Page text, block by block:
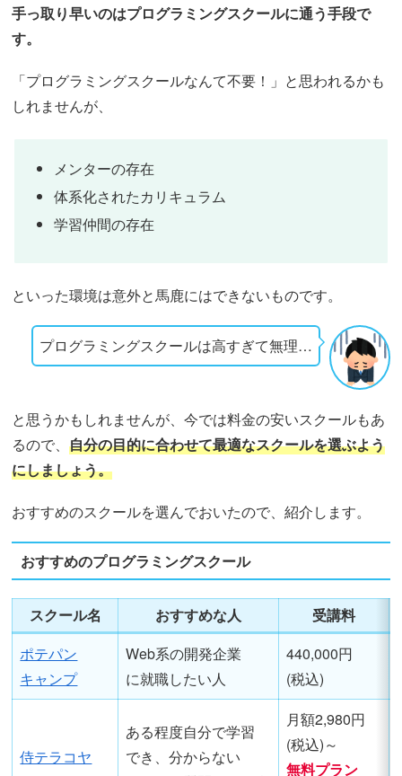
手っ取り早いのはプログラミングスクールに通う手段で
す。
「プログラミングスクールなんて不要！」と思われるかも
しれませんが、
メンターの存在
体系化されたカリキュラム
学習仲間の存在
といった環境は意外と馬鹿にはできないものです。
プログラミングスクールは高すぎて無理…
と思うかもしれませんが、今では料金の安いスクールもあ
るので、自分の目的に合わせて最適なスクールを選ぶよう
にしましょう。
おすすめのスクールを選んでおいたので、紹介します。
おすすめのプログラミングスクール
スクール名 おすすめな人 受講料
ポテパン
キャンプ
Web系の開発企業
に就職したい人
440,000円
(税込)
侍テラコヤ
ある程度自分で学習
でき、分からない
月額2,980円
(税込)～
無料プラン